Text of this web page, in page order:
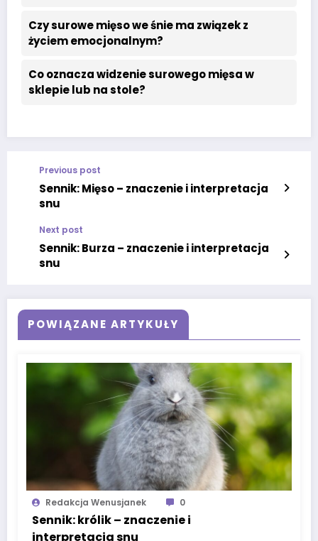
Czy surowe mięso we śnie ma związek z
życiem emocjonalnym?
Co oznacza widzenie surowego mięsa w
sklepie lub na stole?
Previous post
Sennik: Mięso – znaczenie i interpretacja
snu
Next post
Sennik: Burza – znaczenie i interpretacja
snu
POWIĄZANE ARTYKUŁY
Redakcja Wenusjanek 0
Sennik: królik – znaczenie i
interpretacja snu